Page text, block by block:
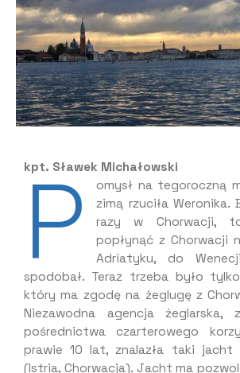
kpt. Sławek Michałowski
P
omysł na tegoroczną
zimą rzuciła Weronika.
razy w Chorwacji,
popłynąć z Chorwacji
Adriatyku, do
spodobał. Teraz trzeba było
który ma zgodę na żeglugę z
Niezawodna agencja żeglarska,
pośrednictwa czarterowego
prawie 10 lat, znalazła taki jacht
(Istria, Chorwacja). Jacht ma